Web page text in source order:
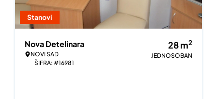
Stanovi
Nova Detelinara
NOVI SAD
ŠIFRA: #16981
28m2
JEDNOSOBAN